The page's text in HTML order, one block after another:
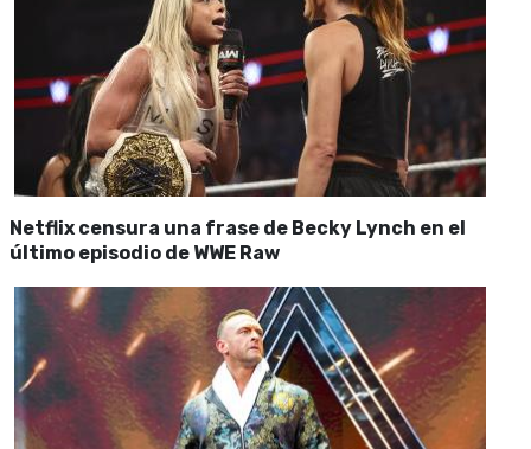
Netflix censura una frase de Becky Lynch en el
último episodio de WWE Raw